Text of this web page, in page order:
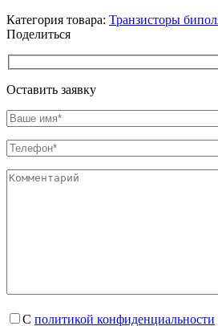
Категория товара: Транзисторы
Поделиться
Оставить заявку
С политикой конфиденциальности